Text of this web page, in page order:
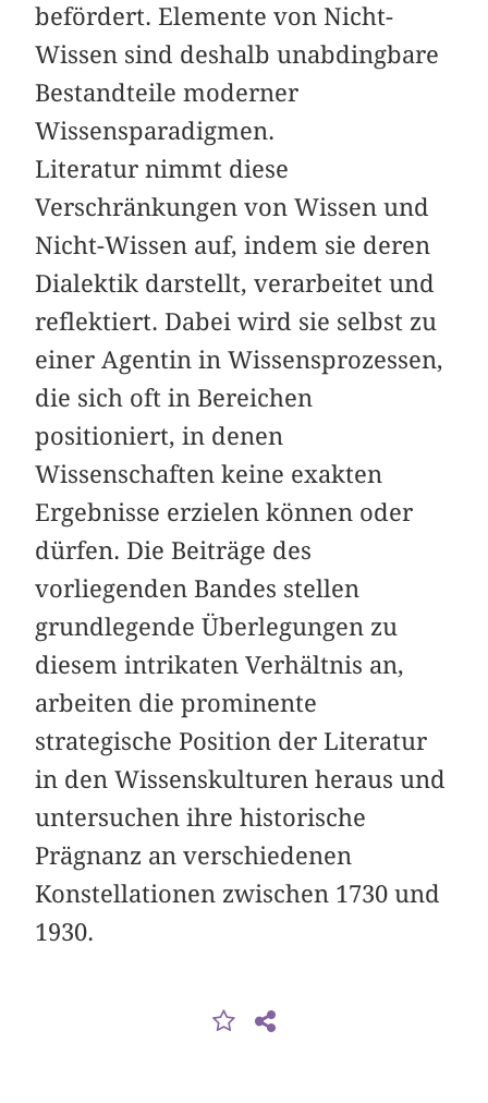
befördert. Elemente von Nicht-
Wissen sind deshalb unabdingbare
Bestandteile moderner
Wissensparadigmen.
Literatur nimmt diese
Verschränkungen von Wissen und
Nicht-Wissen auf, indem sie deren
Dialektik darstellt, verarbeitet und
reflektiert. Dabei wird sie selbst zu
einer Agentin in Wissensprozessen,
die sich oft in Bereichen
positioniert, in denen
Wissenschaften keine exakten
Ergebnisse erzielen können oder
dürfen. Die Beiträge des
vorliegenden Bandes stellen
grundlegende Überlegungen zu
diesem intrikaten Verhältnis an,
arbeiten die prominente
strategische Position der Literatur
in den Wissenskulturen heraus und
untersuchen ihre historische
Prägnanz an verschiedenen
Konstellationen zwischen 1730 und
1930.